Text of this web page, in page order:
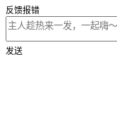
反馈报错
发送